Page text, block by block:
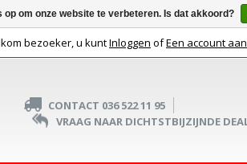
bezoeker, u kuntInloggen ofEen account
CONTACT 036 522 11 95
VRAAG NAAR DICHTSTBIJZIJNDE
op om onze website te verbeteren. Is dat akkoord?